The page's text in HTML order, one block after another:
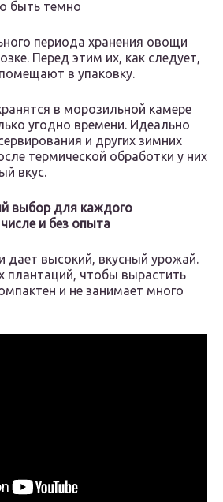
быть темно
периода хранения овощи
Перед этим их, как следует,
в упаковку.
в морозильной камере
угодно времени. Идеально
и других зимних
термической обработки у них
вкус.
выбор для каждого
и без опыта
дает высокий, вкусный урожай.
плантаций, чтобы вырастить
и не занимает много